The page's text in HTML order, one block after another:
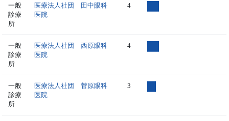
一般
診療
所
医療法人社団 田中眼科
医院
4
一般
診療
所
医療法人社団 西原眼科
医院
4
一般
診療
所
医療法人社団 菅原眼科
医院
3